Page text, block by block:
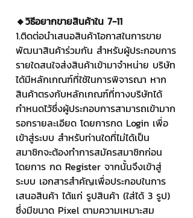
🔸วิธีอยากขายสินค้าใน 7-11
1.ติดต่อนำเสนอสินค้าโอกาสในการขาย
พัฒนาสินค้าร่วมกัน สำหรับผู้ประกอบการ
รายใดสนใจส่งสินค้าเข้ามาจำหน่าย บริษัท
ได้มีหลักเกณฑ์ที่ใช้ในการพิจารณา หาก
สินค้าตรงกับหลักเกณฑ์ที่ทางบริษัทได้
กำหนดไว้ซึ่งผู้ประกอบการสามารถเข้ามาก
รอกรายละเอียด โดยการกด Login เพื่อ
เข้าสู่ระบบ สำหรับท่านใดที่ไม่ได้เป็น
สมาชิกจะต้องทำการสมัครสมาชิกก่อน
โดยการ กด Register จากนั้นจึงเข้าสู่
ระบบ เอกสารสำคัญเพื่อประกอบในการ
เสนอสินค้า ได้แก่ รูปสินค้า (ใส่ได้ 3 รูป)
ซึ่งมีขนาด Pixel ตามความเหมาะสม